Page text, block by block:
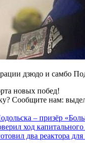
дзюдо и самбо
новых побед!
Сообщите нам:
– призёр
ход
два реактора